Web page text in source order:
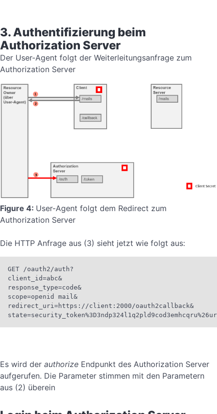
3. Authentifizierung beim
Authorization Server
Der User-Agent folgt der Weiterleitungsanfrage zum
Authorization Server
Figure 4: User-Agent folgt dem Redirect zum
Authorization Server
Die HTTP Anfrage aus (3) sieht jetzt wie folgt aus:
GET /oauth2/auth?
client_id=abc&
response_type=code&
scope=openid mail&
redirect_uri=https://client:2000/oauth2callback&
Es wird der authorize Endpunkt des Authorization Server
aufgerufen. Die Parameter stimmen mit den Parametern
aus (2) überein